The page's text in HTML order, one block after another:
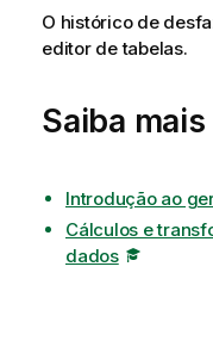
m
a
v
O histórico de
editor de tabelas.
Saiba mais
Introdução ao
Cálculos e
dados